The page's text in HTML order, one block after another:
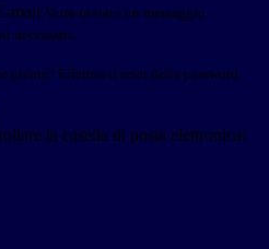
mail Verrà inviato un messaggio
necessarie.
utente? Effettua il reset della password
la casella di posta elettronica!